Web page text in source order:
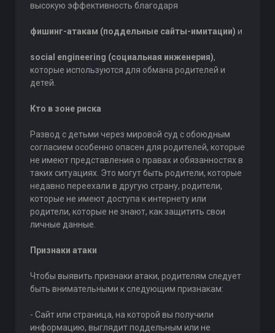
высокую эффективность благодаря
фишинг-атакам (поддельные сайты-имитации) и
social engineering (социальная инженерия),
которые используются для обмана родителей и
детей.
Кто в зоне риска
Развод с детьми через мировой суд с обоюдным
согласием особенно опасен для родителей, которые
не имеют представления о правах и обязанностях в
таких ситуациях. Это могут быть родители, которые
недавно переехали в другую страну, родители,
которые не имеют доступа к интернету или
родители, которые не знают, как защитить свои
личные данные.
Признаки атаки
Чтобы выявить признаки атаки, родителям следует
быть внимательными к следующим признакам:
- Сайт или страница, на которой вы получили
информацию, выглядит поддельным или не